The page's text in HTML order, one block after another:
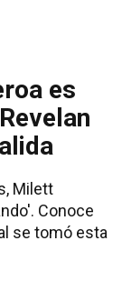
es
Milett
Conoce
se tomó esta